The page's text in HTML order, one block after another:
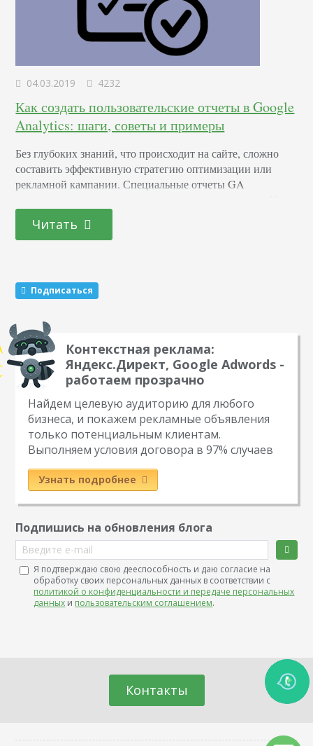
04.03.2019 4232
Как создать пользовательские отчеты в Google
Analytics: шаги, советы и примеры
Без глубоких знаний, что происходит на сайте, сложно
составить эффективную стратегию оптимизации или
рекламной кампании. Специальные отчеты GA
вы найдете инструкцию, рекомендации и готовые
решения. Создание Шаг 1. Поиск в интерфейсе
Читать
Подписаться
Контекстная реклама:
Яндекс.Директ, Google Adwords -
работаем прозрачно
Найдем целевую аудиторию для любого
бизнеса, и покажем рекламные объявления
только потенциальным клиентам.
Выполняем условия договора в 97% случаев
Узнать подробнее
Подпишись на обновления блога
Введите e-mail
Я подтверждаю свою дееспособность и даю согласие на
обработку своих персональных данных в соответствии с
политикой о конфиденциальности и передаче персональных
данных и пользовательским соглашением.
Контакты